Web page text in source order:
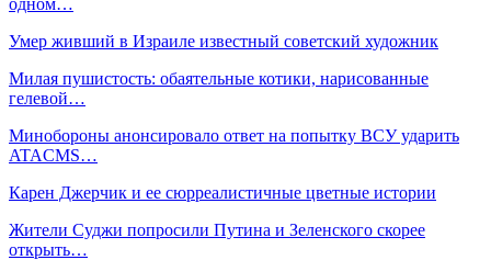
Умер живший в Израиле известный советский художник
Милая пушистость: обаятельные котики, нарисованные
гелевой…
Минобороны анонсировало ответ на попытку ВСУ ударить
ATACMS…
Карен Джерчик и ее сюрреалистичные цветные истории
Жители Суджи попросили Путина и Зеленского скорее
открыть…